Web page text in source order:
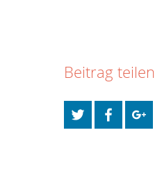
Beitrag teilen